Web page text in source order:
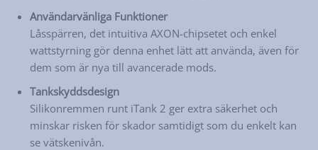
Användarvänliga Funktioner
Låsspärren, det intuitiva AXON-chipsetet och enkel
wattstyrning gör denna enhet lätt att använda, även för
dem som är nya till avancerade mods.
Tankskyddsdesign
Silikonremmen runt iTank 2 ger extra säkerhet och
minskar risken för skador samtidigt som du enkelt kan
se vätskenivån.